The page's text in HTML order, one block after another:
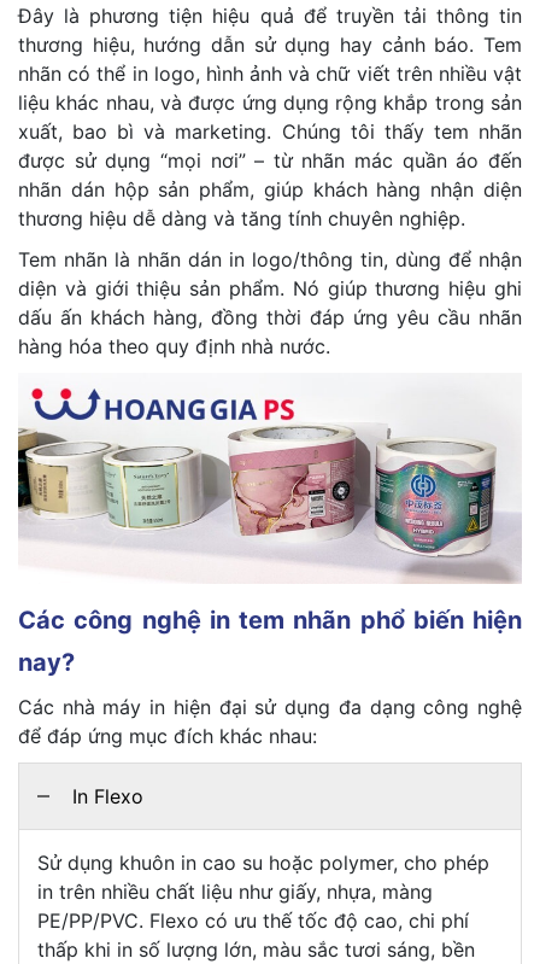
Đây là phương tiện hiệu quả để truyền tải thông tin
thương hiệu, hướng dẫn sử dụng hay cảnh báo. Tem
nhãn có thể in logo, hình ảnh và chữ viết trên nhiều vật
liệu khác nhau, và được ứng dụng rộng khắp trong sản
xuất, bao bì và marketing. Chúng tôi thấy tem nhãn
được sử dụng “mọi nơi” – từ nhãn mác quần áo đến
nhãn dán hộp sản phẩm, giúp khách hàng nhận diện
thương hiệu dễ dàng và tăng tính chuyên nghiệp.
Tem nhãn là nhãn dán in logo/thông tin, dùng để nhận
diện và giới thiệu sản phẩm. Nó giúp thương hiệu ghi
dấu ấn khách hàng, đồng thời đáp ứng yêu cầu nhãn
hàng hóa theo quy định nhà nước.
Các công nghệ in tem nhãn phổ biến hiện
nay?
Các nhà máy in hiện đại sử dụng đa dạng công nghệ
để đáp ứng mục đích khác nhau:
In Flexo
Sử dụng khuôn in cao su hoặc polymer, cho phép
in trên nhiều chất liệu như giấy, nhựa, màng
PE/PP/PVC. Flexo có ưu thế tốc độ cao, chi phí
thấp khi in số lượng lớn, màu sắc tươi sáng, bền